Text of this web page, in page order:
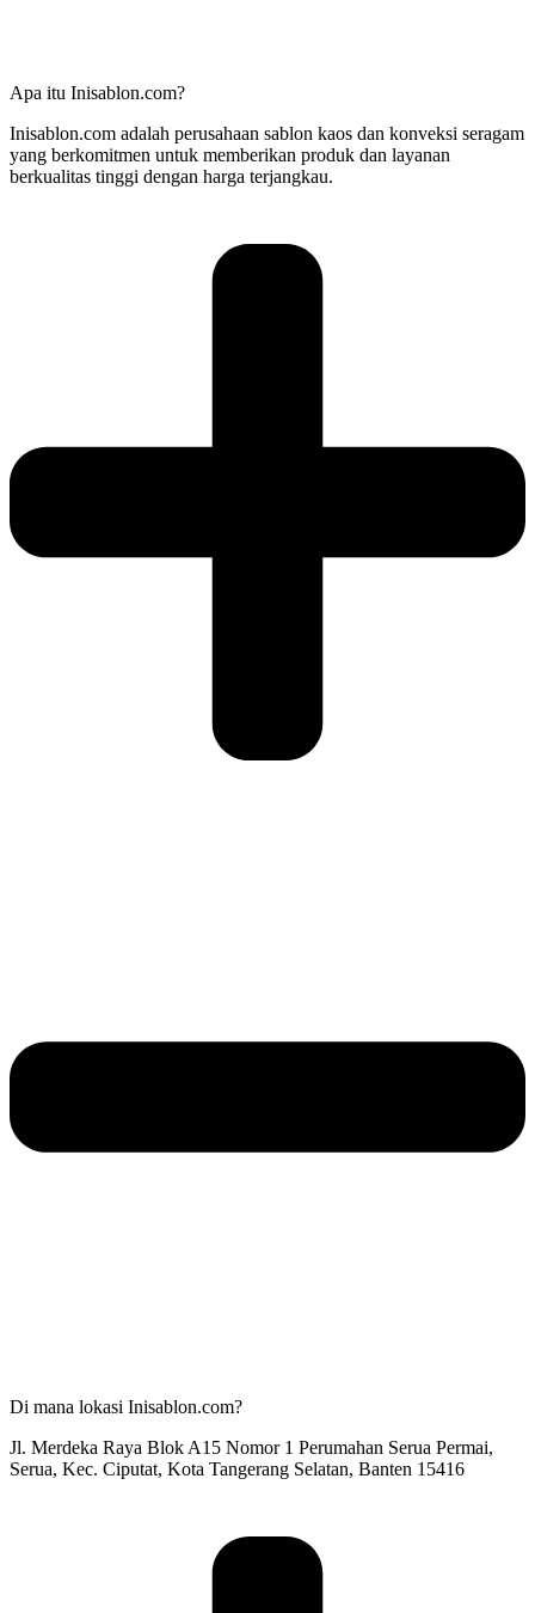
Apa itu Inisablon.com?
Inisablon.com adalah perusahaan sablon kaos dan konveksi seragam
yang berkomitmen untuk memberikan produk dan layanan
berkualitas tinggi dengan harga terjangkau.
Di mana lokasi Inisablon.com?
Jl. Merdeka Raya Blok A15 Nomor 1 Perumahan Serua Permai,
Serua, Kec. Ciputat, Kota Tangerang Selatan, Banten 15416